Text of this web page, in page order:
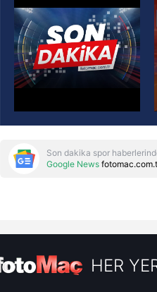
Son dakika spor
Google News
HER